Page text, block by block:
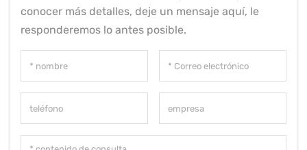
conocer más detalles, deje un mensaje aquí, le
responderemos lo antes posible.